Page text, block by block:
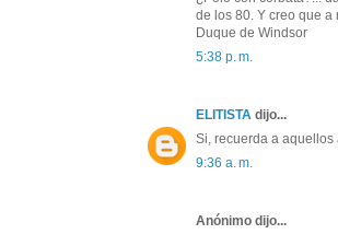
de los 80. Y creo que
Duque de Windsor
5:38 p. m.
ELITISTA dijo...
Si, recuerda a
9:36 a. m.
Anónimo dijo...